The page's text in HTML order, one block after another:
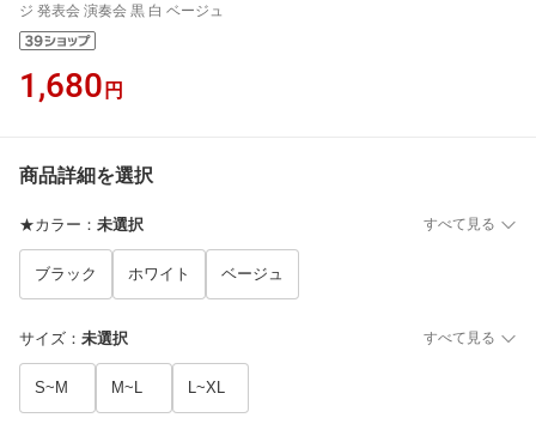
ジ 発表会 演奏会 黒 白 ベージュ
1,680 円
商品詳細を選択
★カラー ： 未選択 すべて見る
ブラック ホワイト ベージュ
サイズ ： 未選択 すべて見る
S~M M~L L~XL